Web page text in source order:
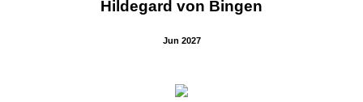
Hildegard von Bingen
Jun 2027